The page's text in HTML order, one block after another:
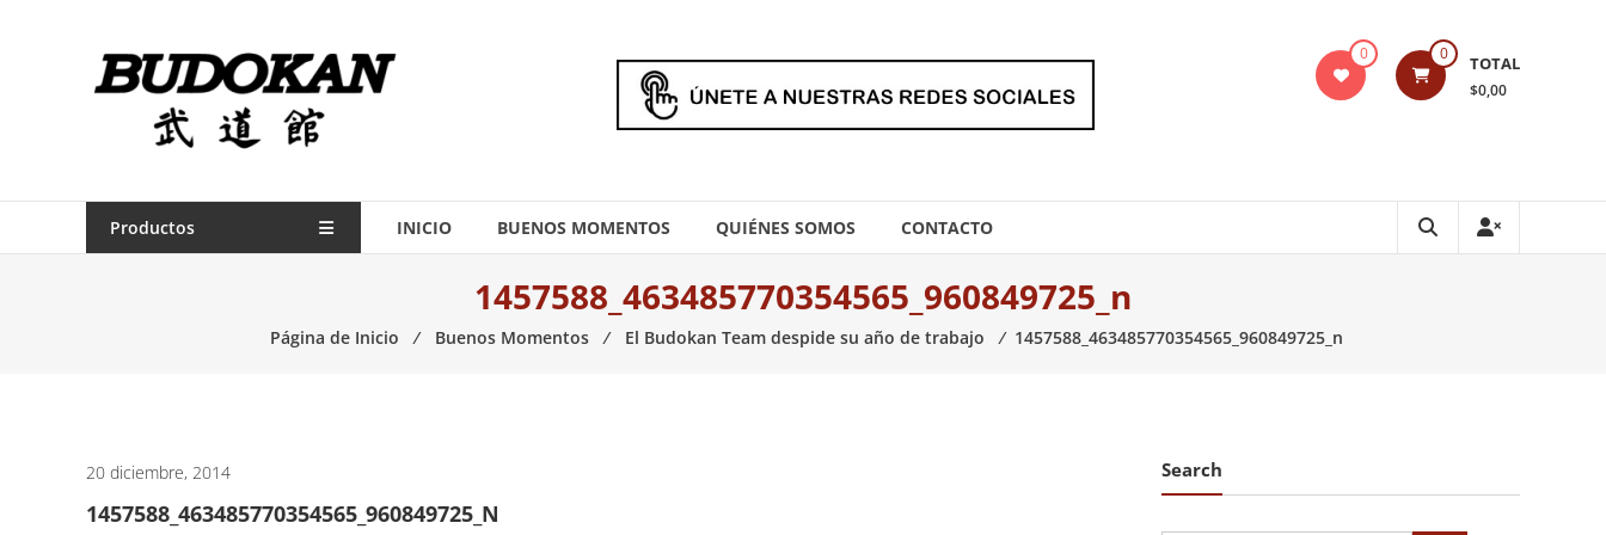
Indumentaria
para
artes
marciales
Todo
lo
marciales.
0 0 TOTAL
$0,00
Productos INICIO BUENOS MOMENTOS QUIÉNES SOMOS CONTACTO
1457588_463485770354565_960849725_n
Página de Inicio ⁄ Buenos Momentos ⁄ El Budokan Team despide su año de trabajo ⁄ 1457588_463485770354565_960849725_n
20 diciembre, 2014
1457588_463485770354565_960849725_N
Search